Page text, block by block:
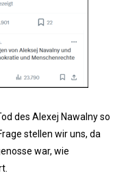
des Alexej Nawalny so
stellen wir uns, da
war, wie